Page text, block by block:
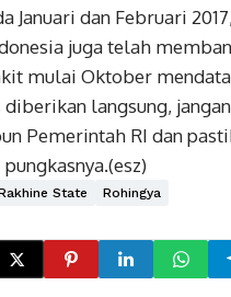
dan Februari
juga telah
mulai Oktober
langsung,
Pemerintah RI dan
State Rohingya